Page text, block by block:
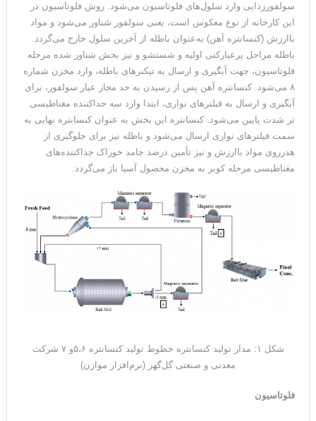
سولفورزدایی وارد سلول‌های فلوتاسیون می‌شود. روش فلوتاسیون در
این کارخانه از نوع معکوس است، یعنی سولفور شناور می‌شود و مواد
باارزش (کنسانتره آهن) به‌عنوان باطله از آخرین سلول خارج می‌گردد.
باطله مراحل پرعیارکنی اولیه و شستشو و نیز بخش شناور شده مرحله
فلوتاسیون، جهت آبگیری و ارسال به تیکنرهای باطله، وارد مخزن شماره
۸ می‌شود. کنسانتره آهن پس از رسیدن به حد مجاز عیار سولفور، برای
آبگیری و ارسال به فیلترهای نواری، ابتدا وارد سه جداکننده مغناطیسی‌
تر شدت پایین می‌شود. کنسانتره این بخش به ‌عنوان کنسانتره نهایی به
سمت فیلترهای نواری ارسال می‌شود و باطله نیز برای جلوگیری از
هدرروی مواد باارزش و نیز تأمین درصد جامد خوراک جداکننده‌های
مغناطیسی مرحله کوبر به مخزن محصول آسیا باز می‌گردد.
شکل ۱: مدار تولید کنسانتره خطوط تولید کنسانتره ۵،۶و ۷ شرکت
معدنی و صنعتی گل‌گهر (نرم‌افزار موازن)
فلوتاسیون